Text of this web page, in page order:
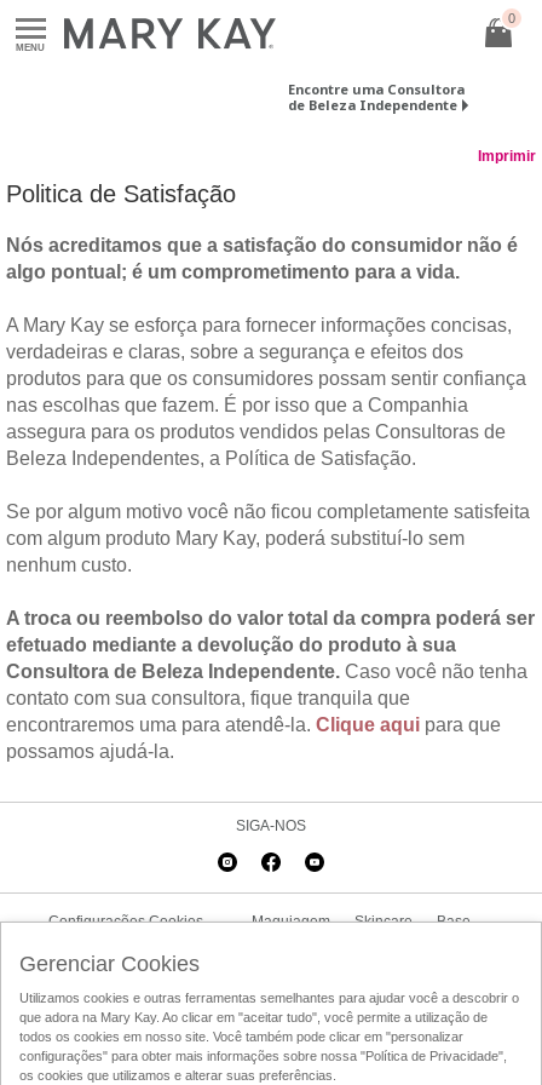
MENU
0
Encontre uma Consultora
de Beleza Independente
Imprimir
Politica de Satisfação
Nós acreditamos que a satisfação do consumidor não é
algo pontual; é um comprometimento para a vida.
A Mary Kay se esforça para fornecer informações concisas,
verdadeiras e claras, sobre a segurança e efeitos dos
produtos para que os consumidores possam sentir confiança
nas escolhas que fazem. É por isso que a Companhia
assegura para os produtos vendidos pelas Consultoras de
Beleza Independentes, a Política de Satisfação.
Se por algum motivo você não ficou completamente satisfeita
com algum produto Mary Kay, poderá substituí-lo sem
nenhum custo.
A troca ou reembolso do valor total da compra poderá ser
efetuado mediante a devolução do produto à sua
Consultora de Beleza Independente. Caso você não tenha
contato com sua consultora, fique tranquila que
encontraremos uma para atendê-la. Clique aqui para que
possamos ajudá-la.
SIGA-NOS
Configurações Cookies Maquiagem Skincare
Base
Delineador
Promoções
Politica de Privacidade Condições de Utilização
Código de Conduta
Acesso ao Em Sintonia
Localizador de Consultoras de Beleza
Gerenciar Cookies
Utilizamos cookies e outras ferramentas semelhantes para ajudar você a descobrir o
que adora na Mary Kay. Ao clicar em "aceitar tudo", você permite a utilização de
todos os cookies em nosso site. Você também pode clicar em "personalizar
configurações" para obter mais informações sobre nossa "Política de Privacidade",
os cookies que utilizamos e alterar suas preferências.